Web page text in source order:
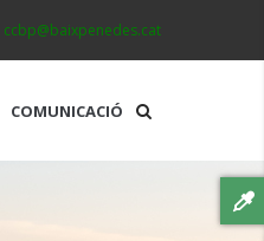
ccbp@baixpenedes.cat
COMUNICACIÓ